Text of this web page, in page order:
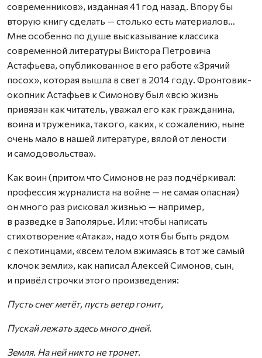
современников», изданная 41 год назад. Впору бы
вторую книгу сделать — столько есть материалов…
Мне особенно по душе высказывание классика
современной литературы Виктора Петровича
Астафьева, опубликованное в его работе «Зрячий
посох», которая вышла в свет в 2014 году. Фронтовик-
окопник Астафьев к Симонову был «всю жизнь
привязан как читатель, уважал его как гражданина,
воина и труженика, такого, каких, к сожалению, ныне
очень мало в нашей литературе, вялой от лености
и самодовольства».
Как воин (притом что Симонов не раз подчёркивал:
профессия журналиста на войне — не самая опасная)
он много раз рисковал жизнью — например,
в разведке в Заполярье. Или: чтобы написать
стихотворение «Атака», надо хотя бы быть рядом
с пехотинцами, «всем телом вжимаясь в тот же самый
клочок земли», как написал Алексей Симонов, сын,
и привёл строчки этого произведения:
Пусть снег метёт, пусть ветер гонит,
Пускай лежать здесь много дней.
Земля. На ней никто не тронет.